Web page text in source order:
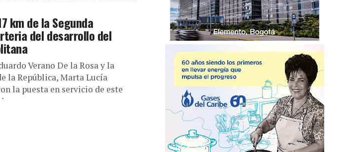
km de la Segunda
del desarrollo del
Verano De la Rosa y la
la República, Marta Lucía
la puesta en servicio de este